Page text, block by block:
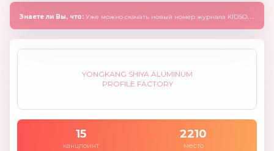
Знаете ли Вы, что: Уже можно скачать новый номер журнала KIDSOBOZ 2025 (сентябрь)
YONGKANG SHIYA ALUMINUM
PROFILE FACTORY
15
канцпоинт
2210
место